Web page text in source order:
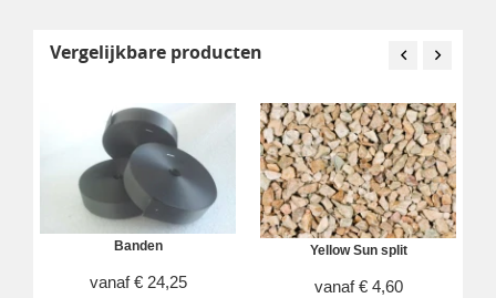
Vergelijkbare producten
Banden
vanaf € 24,25
Yellow Sun split
vanaf € 4,60